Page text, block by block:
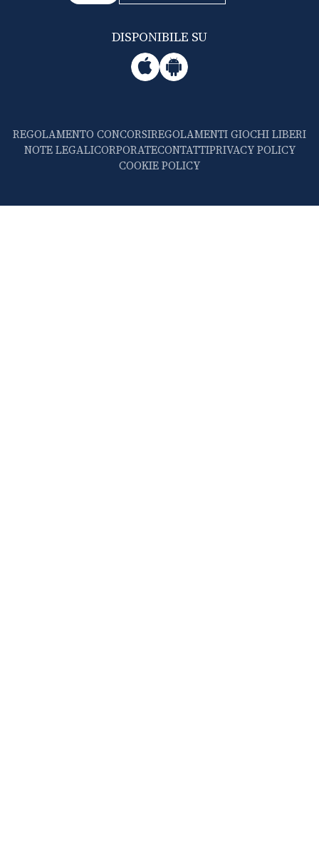
DISPONIBILE SU
REGOLAMENTO CONCORSIREGOLAMENTI GIOCHI LIBERI
NOTE LEGALICORPORATECONTATTIPRIVACY POLICY
COOKIE POLICY